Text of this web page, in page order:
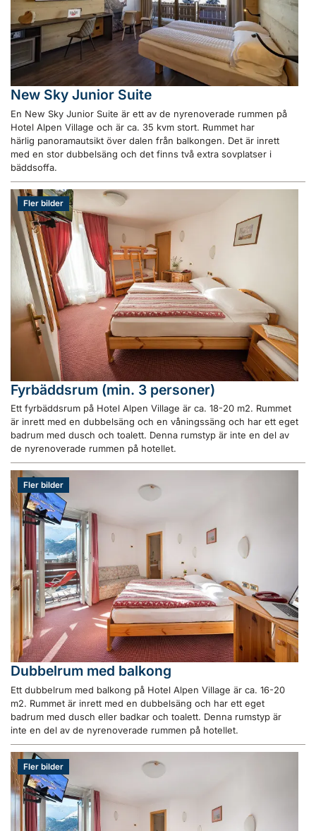
New Sky Junior Suite
En New Sky Junior Suite är ett av de nyrenoverade rummen på
Hotel Alpen Village och är ca. 35 kvm stort. Rummet har
härlig panoramautsikt över dalen från balkongen. Det är inrett
med en stor dubbelsäng och det finns två extra sovplatser i
bäddsoffa.
Fler bilder
Fyrbäddsrum (min. 3 personer)
Ett fyrbäddsrum på Hotel Alpen Village är ca. 18-20 m2. Rummet
är inrett med en dubbelsäng och en våningssäng och har ett eget
badrum med dusch och toalett. Denna rumstyp är inte en del av
de nyrenoverade rummen på hotellet.
Fler bilder
Dubbelrum med balkong
Ett dubbelrum med balkong på Hotel Alpen Village är ca. 16-20
m2. Rummet är inrett med en dubbelsäng och har ett eget
badrum med dusch eller badkar och toalett. Denna rumstyp är
inte en del av de nyrenoverade rummen på hotellet.
Fler bilder